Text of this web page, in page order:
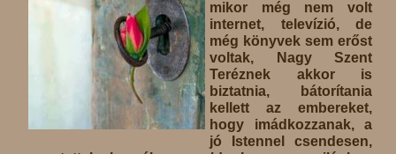
mikor még nem volt
internet, televízió, de
még könyvek sem erőst
voltak, Nagy Szent
Teréznek akkor is
biztatnia, bátorítania
kellett az embereket,
hogy imádkozzanak, a
jó Istennel csendesen,